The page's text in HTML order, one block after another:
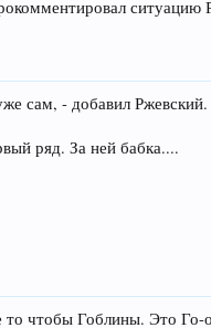
ситуацию
сам, - добавил Ржевский.
ряд. За ней бабка....
чтобы Гоблины. Это Го-